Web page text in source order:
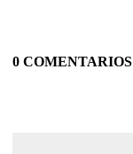
0 COMENTARIOS